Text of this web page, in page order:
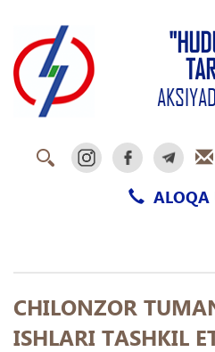
ALOQA
CHILONZOR
ISHLARI TASHKIL